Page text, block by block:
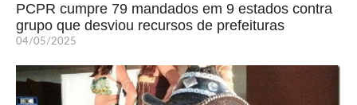
PCPR cumpre 79 mandados em 9 estados contra
grupo que desviou recursos de prefeituras
04/05/2025